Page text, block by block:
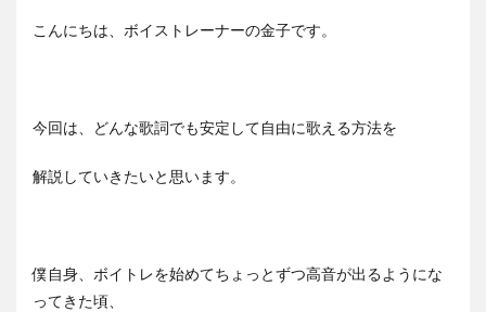
こんにちは、ボイストレーナーの金子です。
今回は、どんな歌詞でも安定して自由に歌える方法を
解説していきたいと思います。
僕自身、ボイトレを始めてちょっとずつ高音が出るようにな
ってきた頃、